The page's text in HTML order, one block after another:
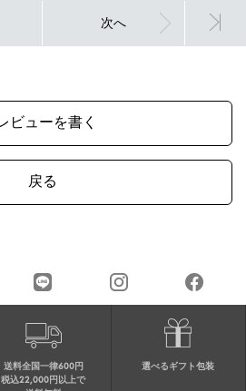
次へ
送料全国一律600円
税込22,000円以上で
選べるギフト包装